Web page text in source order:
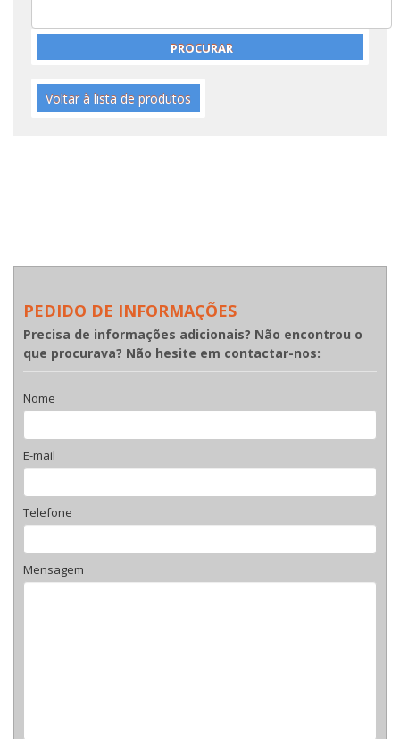
Voltar à lista de produtos
PEDIDO DE INFORMAÇÕES
Precisa de informações adicionais? Não encontrou o
que procurava? Não hesite em contactar-nos:
Nome
E-mail
Telefone
Mensagem